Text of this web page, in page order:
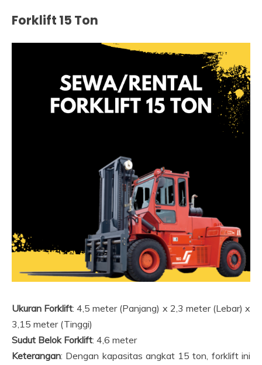
Forklift 15 Ton
Ukuran Forklift: 4,5 meter (Panjang) x 2,3 meter (Lebar) x
3,15 meter (Tinggi)
Sudut Belok Forklift: 4,6 meter
Keterangan: Dengan kapasitas angkat 15 ton, forklift ini